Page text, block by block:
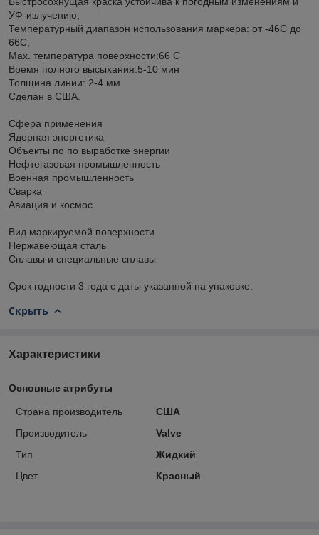
УФ-излучению,
Температурный диапазон использования маркера: от -46C до
66C,
Max. температура поверхности:66 C
Время полного высыхания:5-10 мин
Толщина линии: 2-4 мм
Сделан в США.
Сфера применения
Ядерная энергетика
Объекты по по выработке энергии
Нефтегазовая промышленность
Военная промышленность
Сварка
Авиация и космос
Вид маркируемой поверхности
Нержавеющая сталь
Сплавы и специальные сплавы
Срок годности 3 года c даты указанной на упаковке.
Скрыть
Характеристики
Основные атрибуты
Страна производитель
США
Производитель
Valve
Тип
Жидкий
Цвет
Красный